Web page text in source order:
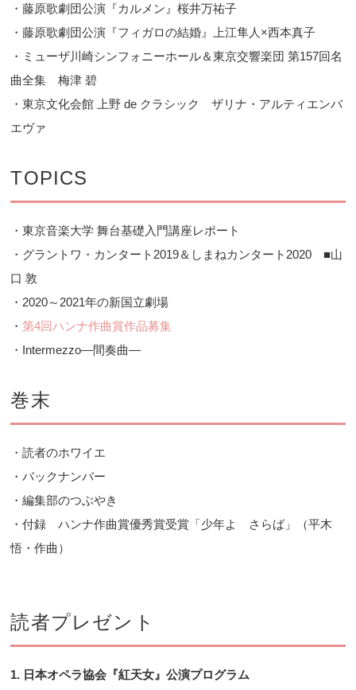
・藤原歌劇団公演『カルメン』桜井万祐子
・藤原歌劇団公演『フィガロの結婚』上江隼人×西本真子
・ミューザ川崎シンフォニーホール＆東京交響楽団 第157回名
曲全集 梅津 碧
・東京文化会館 上野 de クラシック ザリナ・アルティエンバ
エヴァ
TOPICS
・東京音楽大学 舞台基礎入門講座レポート
・グラントワ・カンタート2019＆しまねカンタート2020 ■山
口 敦
・2020～2021年の新国立劇場
・第4回ハンナ作曲賞作品募集
・Intermezzo―間奏曲―
巻末
・読者のホワイエ
・バックナンバー
・編集部のつぶやき
・付録 ハンナ作曲賞優秀賞受賞「少年よ さらば」（平木
悟・作曲）
読者プレゼント
1. 日本オペラ協会『紅天女』公演プログラム